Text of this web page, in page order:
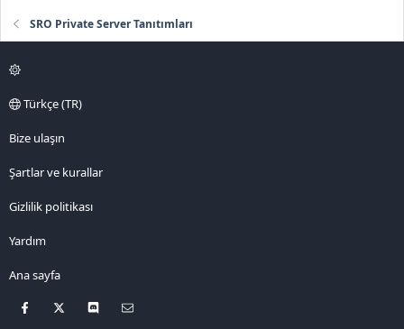
e
r
SRO Private Server Tanıtımları
Türkçe (TR)
Bize ulaşın
Şartlar ve kurallar
Gizlilik politikası
Yardım
Ana sayfa
Facebook Discord